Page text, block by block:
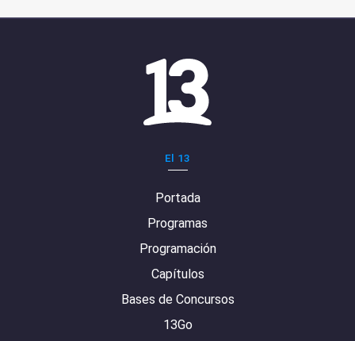
El 13
Portada
Programas
Programación
Capítulos
Bases de Concursos
13Go